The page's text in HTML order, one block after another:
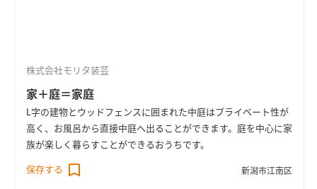
株式会社モリタ装芸
家＋庭＝家庭
L字の建物とウッドフェンスに囲まれた中庭はプライベート性が
高く、お風呂から直接中庭へ出ることができます。庭を中心に家
族が楽しく暮らすことができるおうちです。
保存する 新潟市江南区